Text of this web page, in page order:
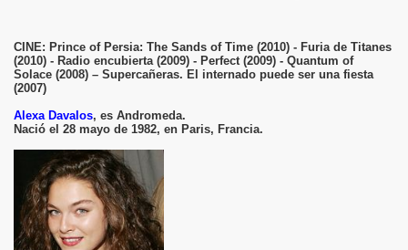
CINE: Prince of Persia: The Sands of Time (2010) - Furia de Titanes
(2010) - Radio encubierta (2009) - Perfect (2009) - Quantum of
Solace (2008) – Supercañeras. El internado puede ser una fiesta
(2007)
Alexa Davalos, es Andromeda.
Nació el 28 mayo de 1982, en Paris, Francia.